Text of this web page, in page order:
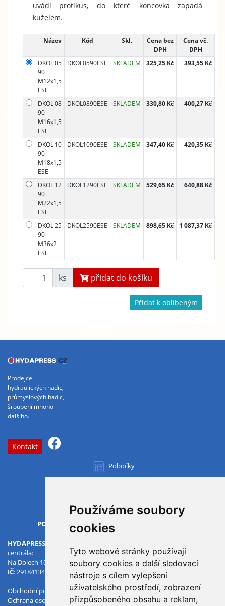
Používáme soubory
cookies
Tyto webové stránky používají
soubory cookies a další sledovací
nástroje s cílem vylepšení
uživatelského prostředí, zobrazení
přizpůsobeného obsahu a reklam,
uvádí protikus, do které koncovka zapadá
kuželem.
Název Kód Skl.
Cena bez
DPH
Cena vč.
DPH
DKOL 05
90
M12x1,5
ESE
DKOL0590ESE SKLADEM 325,25 Kč 393,55 Kč
DKOL 08
90
M16x1,5
ESE
DKOL0890ESE SKLADEM 330,80 Kč 400,27 Kč
DKOL 10
90
M18x1,5
ESE
DKOL1090ESE SKLADEM 347,40 Kč 420,35 Kč
DKOL 12
90
M22x1,5
ESE
DKOL1290ESE SKLADEM 529,65 Kč 640,88 Kč
DKOL 25
90
M36x2
ESE
DKOL2590ESE SKLADEM 898,65 Kč 1 087,37 Kč
ks přidat do košíku
Přidat k oblíbeným
Prodejce
hydraulických hadic,
průmyslových hadic,
šroubení mnoho
dalšího.
Kontakt
Pobočky
OTVÍRACÍ DOBA
PO-PÁ
HYDAPRESS CZ s.r.o.
centrála:
Na Dolech 109 586 01 Jihlava
IČ: 29184134 : CZ29184134
Obchodní podmínky
Ochrana osobních údajů